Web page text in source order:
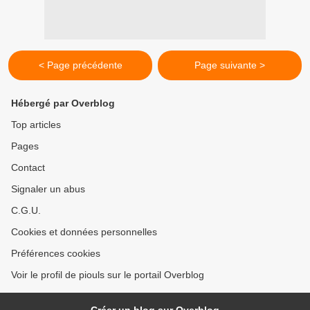
< Page précédente Page suivante >
Hébergé par Overblog
Top articles
Pages
Contact
Signaler un abus
C.G.U.
Cookies et données personnelles
Préférences cookies
Voir le profil de piouls sur le portail Overblog